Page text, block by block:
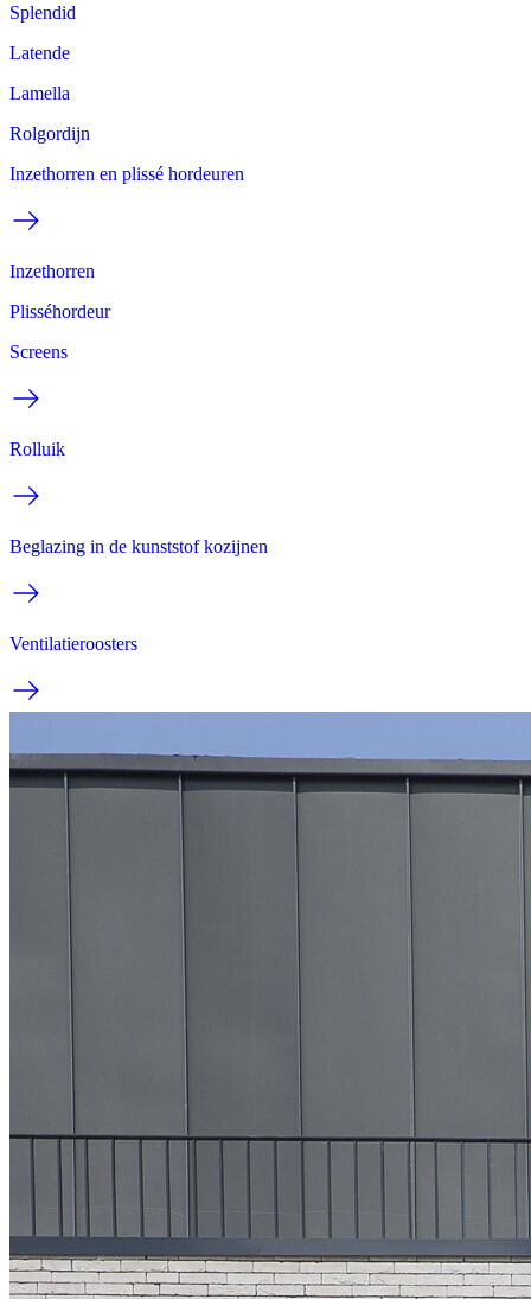
Splendid
Latende
Lamella
Rolgordijn
Inzethorren en plissé hordeuren
Inzethorren
Plisséhordeur
Screens
Rolluik
Beglazing in de kunststof kozijnen
Ventilatieroosters